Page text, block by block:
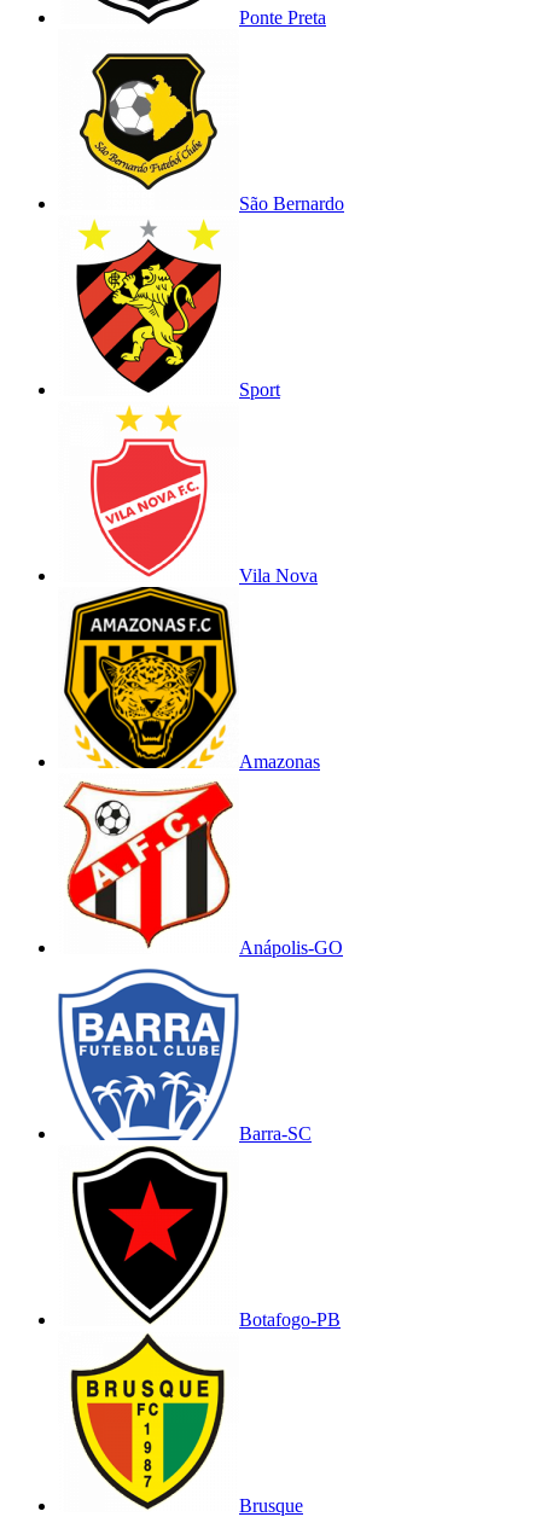
Ponte Preta
São Bernardo
Sport
Vila Nova
Amazonas
Anápolis-GO
Barra-SC
Botafogo-PB
Brusque